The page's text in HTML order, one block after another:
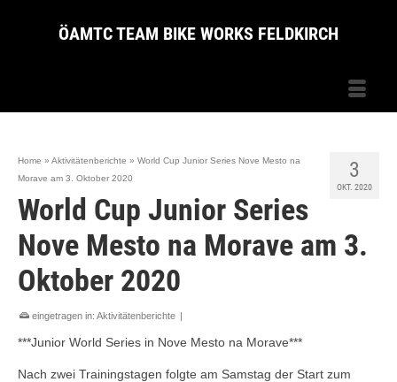
ÖAMTC TEAM BIKE WORKS FELDKIRCH
3
OKT. 2020
Home » Aktivitätenberichte » World Cup Junior Series Nove Mesto na
Morave am 3. Oktober 2020
World Cup Junior Series
Nove Mesto na Morave am 3.
Oktober 2020
eingetragen in: Aktivitätenberichte |
***Junior World Series in Nove Mesto na Morave***
Nach zwei Trainingstagen folgte am Samstag der Start zum